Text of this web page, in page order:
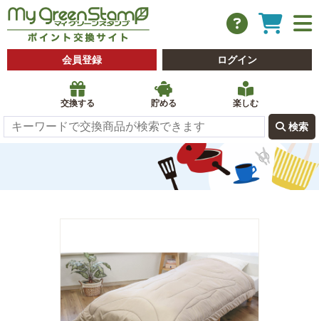
会員登録 ログイン
交換する 貯める 楽しむ
 検索